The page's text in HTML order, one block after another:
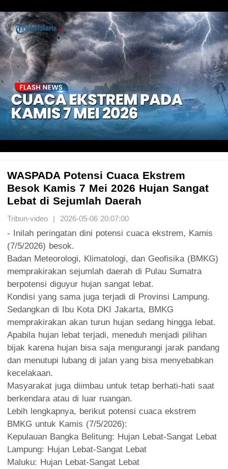
WASPADA Potensi Cuaca Ekstrem
Besok Kamis 7 Mei 2026 Hujan Sangat
Lebat di Sejumlah Daerah
Tribun-video | 2026-05-06 20:07:00
- Inilah peringatan dini potensi cuaca ekstrem, Kamis
(7/5/2026) besok.
Badan Meteorologi, Klimatologi, dan Geofisika (BMKG)
memprakirakan sejumlah daerah di Pulau Sumatra
berpotensi diguyur hujan sangat lebat.
Kondisi yang sama juga terjadi di Provinsi Lampung.
Sedangkan di Ibu Kota DKI Jakarta, BMKG
memprakirakan akan turun hujan sedang hingga lebat.
Apabila hujan lebat terjadi, meneduh menjadi pilihan
bijak karena hujan bisa saja mengurangi jarak pandang
dan menutupi lubang di jalan yang bisa menyebabkan
kecelakaan.
Masyarakat juga diimbau untuk tetap berhati-hati saat
berkendara atau di luar ruangan.
Lebih lengkapnya, berikut potensi cuaca ekstrem
BMKG untuk Kamis (7/5/2026):
Kepulauan Bangka Belitung: Hujan Lebat-Sangat Lebat
Lampung: Hujan Lebat-Sangat Lebat
Maluku: Hujan Lebat-Sangat Lebat